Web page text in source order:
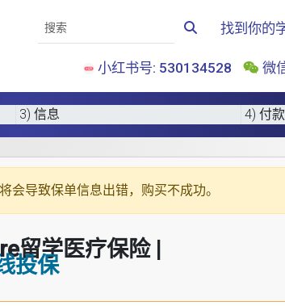
找到你的
小红书号: 530134528 微
3) 信息 4) 付款
会导致保单信息出错，购买不成功。
留学医疗保险 |
投保